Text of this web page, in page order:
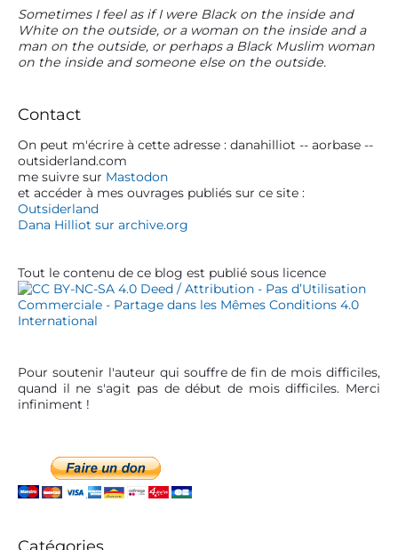
o
n
d
l
a
r
t
i
l
e
s
p
o
s
p
o
P
r
i
m
r
y
S
i
d
e
b
Sometimes I feel as if I were Black on the inside and
White on the outside, or a woman on the inside and a
man on the outside, or perhaps a Black Muslim woman
on the inside and someone else on the outside.
Contact
On peut m'écrire à cette adresse : danahilliot -- aorbase --
outsiderland.com
me suivre sur Mastodon
et accéder à mes ouvrages publiés sur ce site :
Outsiderland
Dana Hilliot sur archive.org
Tout le contenu de ce blog est publié sous licence
Pour soutenir l'auteur qui souffre de fin de mois difficiles,
quand il ne s'agit pas de début de mois difficiles. Merci
infiniment !